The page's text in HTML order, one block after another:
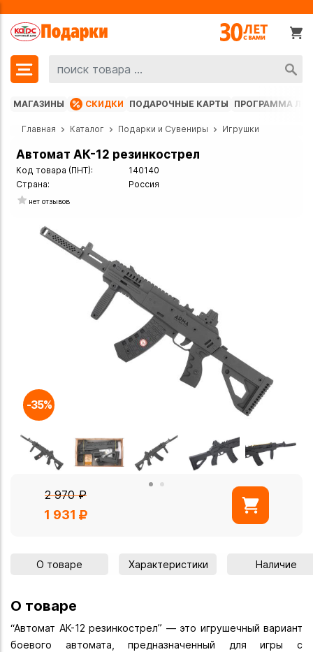
МАГАЗИНЫ СКИДКИ ПОДАРОЧНЫЕ КАРТЫ ПРОГРАММА
Главная Каталог Подарки и Сувениры Игрушки
Автомат АК-12 резинкострел
Код товара (ПНТ):
140140
Страна:
Россия
нет отзывов
-35%
2 970₽
1 931
О товаре Характеристики Наличие
О товаре
“Автомат АК-12 резинкострел” — это игрушечный вариант
боевого автомата, предназначенный для игры с